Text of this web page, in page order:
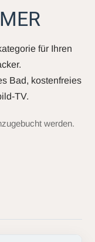
für Ihren
Bad, kostenfreies
TV.
werden.